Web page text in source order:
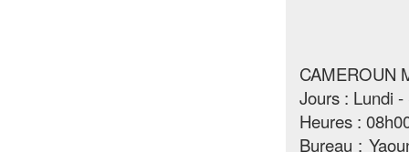
CAMEROUN
Jours : Lundi
Heures :
Bureau :